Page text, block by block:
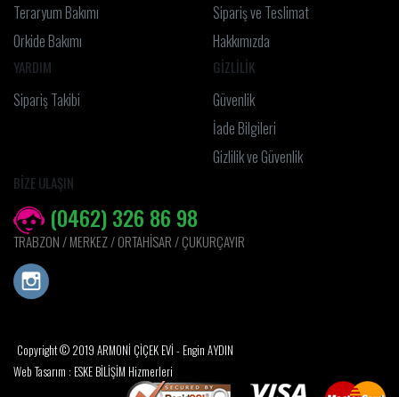
Teraryum Bakımı
Orkide Bakımı
Sipariş ve Teslimat
Hakkımızda
YARDIM
Sipariş Takibi
GİZLİLİK
Güvenlik
İade Bilgileri
Gizlilik ve Güvenlik
BİZE ULAŞIN
(0462) 326 86 98
TRABZON / MERKEZ / ORTAHİSAR / ÇUKURÇAYIR
Copyright © 2019 ARMONİ ÇİÇEK EVİ - Engin AYDIN
Web Tasarım : ESKE BİLİŞİM Hizmerleri